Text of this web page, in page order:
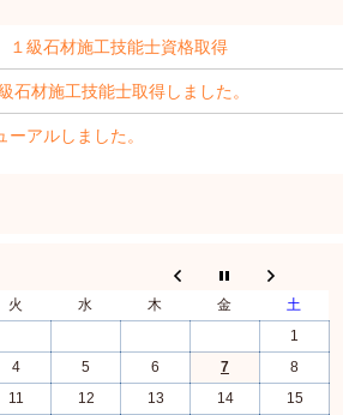
級石材施工技能士資格取得
材施工技能士取得しました。
アルしました。
火 水 木 金
土
1
4 5 6 7
8
11 12 13 14 15